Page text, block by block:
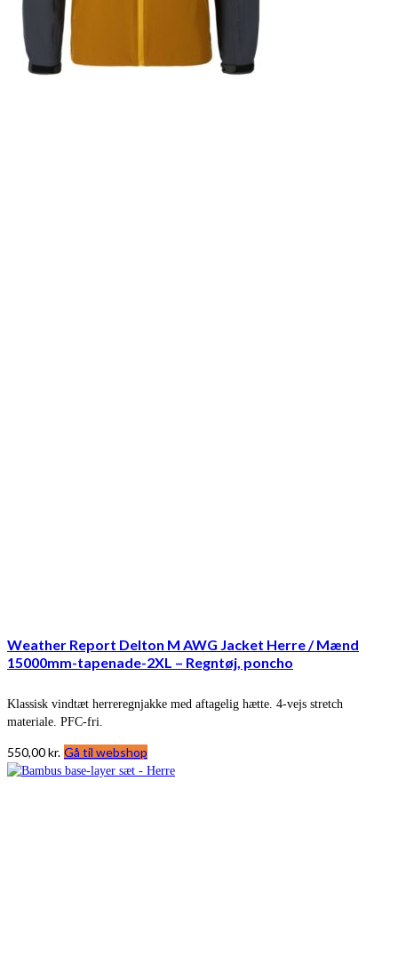
Weather Report Delton M AWG Jacket Herre / Mænd
15000mm-tapenade-2XL – Regntøj, poncho
Klassisk vindtæt herreregnjakke med aftagelig hætte. 4-vejs stretch
materiale. PFC-fri.
550,00kr. Gå til webshop